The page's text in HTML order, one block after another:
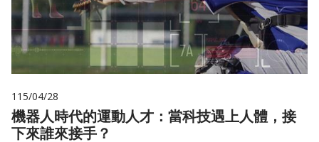
115/04/28
機器人時代的運動人才：當科技遇上人體，接
下來誰來接手？